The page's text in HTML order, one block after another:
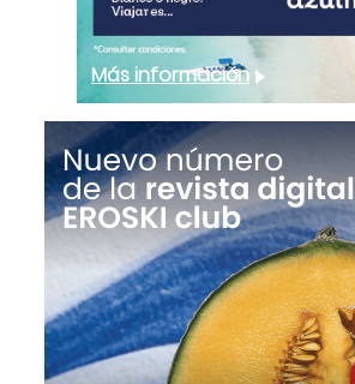
Más información